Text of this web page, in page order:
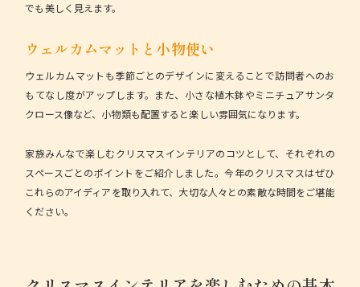
でも美しく見えます。
ウェルカムマットと小物使い
ウェルカムマットも季節ごとのデザインに変えることで訪問者へのお
もてなし度がアップします。また、小さな植木鉢やミニチュアサンタ
クロース像など、小物類も配置すると楽しい雰囲気になります。
家族みんなで楽しむクリスマスインテリアのコツ として、それぞれの
スペースごとのポイントをご紹介しました。今年のクリスマスはぜひ
これらのアイディアを取り入れて、大切な人々との素敵な時間をご堪能
ください。